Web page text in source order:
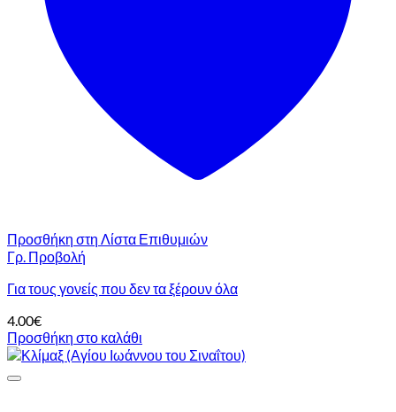
Προσθήκη στη Λίστα Επιθυμιών
Γρ. Προβολή
Για τους γονείς που δεν τα ξέρουν όλα
4.00€
Προσθήκη στο καλάθι